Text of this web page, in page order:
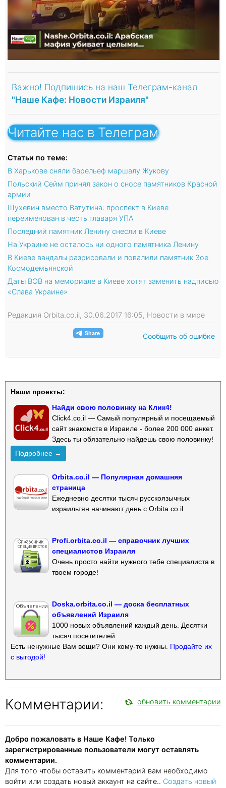
Важно! Подпишись на наш Телеграм-канал
"Наше Кафе: Новости Израиля"
Читайте нас в Телеграм
Статьи по теме:
В Харькове сняли барельеф маршалу Жукову
Польский Сейм принял закон о сносе памятников Красной
армии
Шухевич вместо Ватутина: проспект в Киеве
переименован в честь главаря УПА
Последний памятник Ленину снесли в Киеве
На Украине не осталось ни одного памятника Ленину
В Киеве вандалы разрисовали и повалили памятник Зое
Космодемьянской
Даты ВОВ на мемориале в Киеве хотят заменить надписью
«Слава Украине»
Редакция Orbita.co.il, 30.06.2017 16:05, Новости в мире
Сообщить об ошибке
Наши проекты:
Найди свою половинку на Клик4!
Click4.co.il — Самый популярный и посещаемый
сайт знакомств в Израиле - более 200 000 анкет.
Здесь ты обязательно найдешь свою половинку!
Подробнее →
Orbita.co.il — Популярная домашняя
страница
Ежедневно десятки тысяч русскоязычных
израильтян начинают день с Orbita.co.il
Profi.orbita.co.il — справочник лучших
специалистов Израиля
Очень просто найти нужного тебе специалиста в
твоем городе!
Doska.orbita.co.il — доска бесплатных
объявлений Израиля
1000 новых объявлений каждый день. Десятки
тысяч посетителей.
Есть ненужные Вам вещи? Они кому-то нужны. Продайте их
с выгодой!
Комментарии: обновить комментарии
Добро пожаловать в Наше Кафе! Только
зарегистрированные пользователи могут оставлять
комментарии.
Для того чтобы оставить комментарий вам необходимо
войти или создать новый аккаунт на сайте.. Создать новый